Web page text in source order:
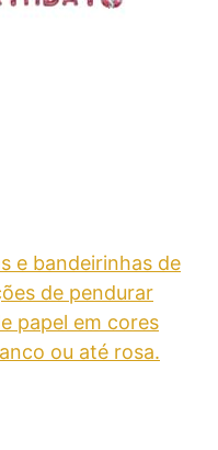
e bandeirinhas de
de pendurar
papel em cores
ou até rosa.